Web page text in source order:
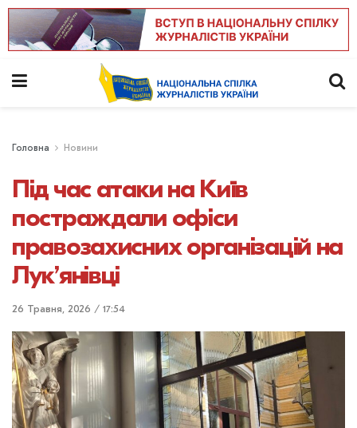
Головна Новини
Під час атаки на Київ
постраждали офіси
правозахисних організацій на
Лук’янівці
26 Травня, 2026 / 17:54